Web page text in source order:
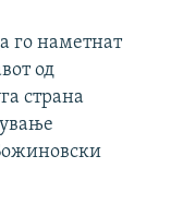
гонаметнат
од
страна